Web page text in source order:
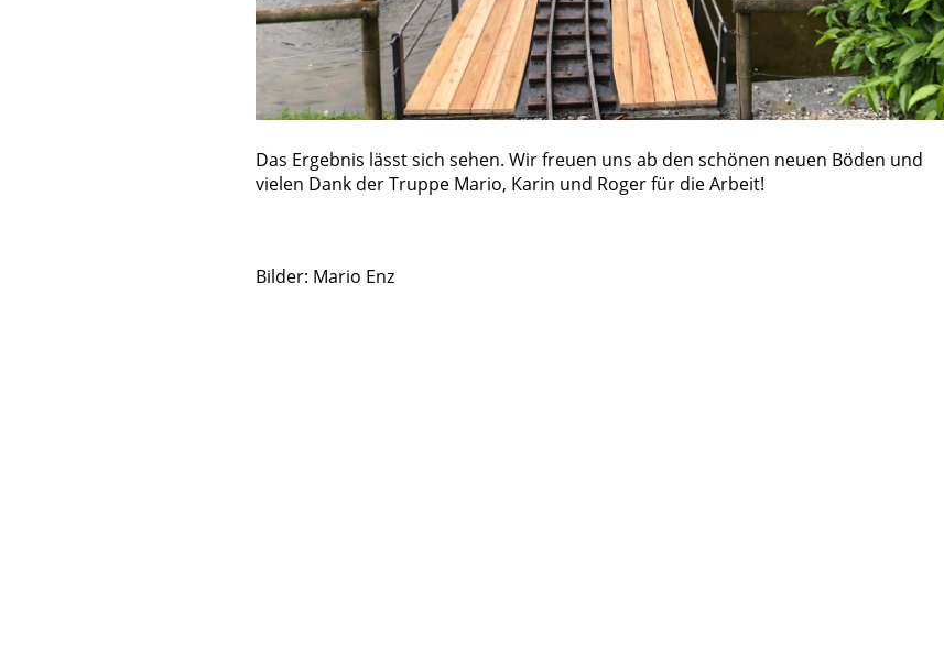
Das Ergebnis lässt sich sehen. Wir freuen uns ab den schönen neuen Böden und
vielen Dank der Truppe Mario, Karin und Roger für die Arbeit!
Bilder: Mario Enz